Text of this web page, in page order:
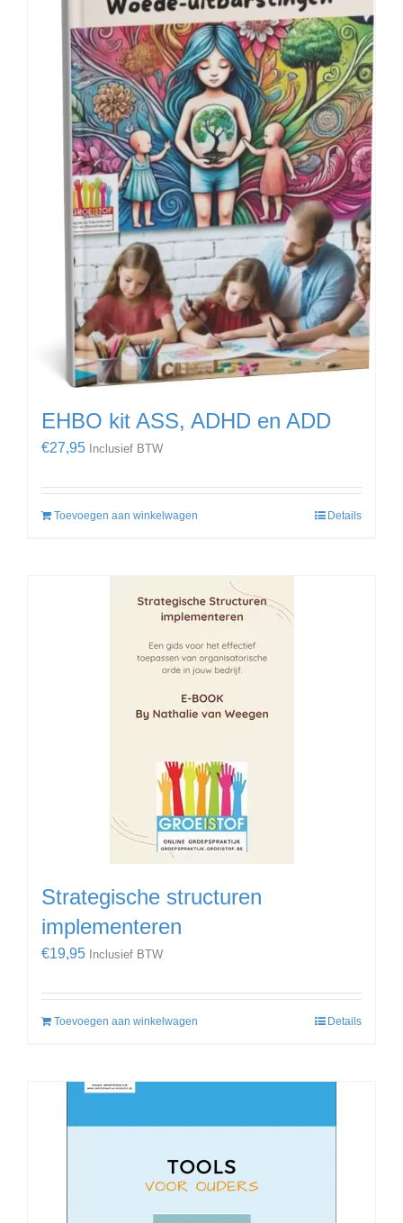
EHBO kit ASS, ADHD en ADD
€27,95 Inclusief BTW
Toevoegen aan winkelwagen Details
Strategische structuren
implementeren
€19,95 Inclusief BTW
Toevoegen aan winkelwagen Details